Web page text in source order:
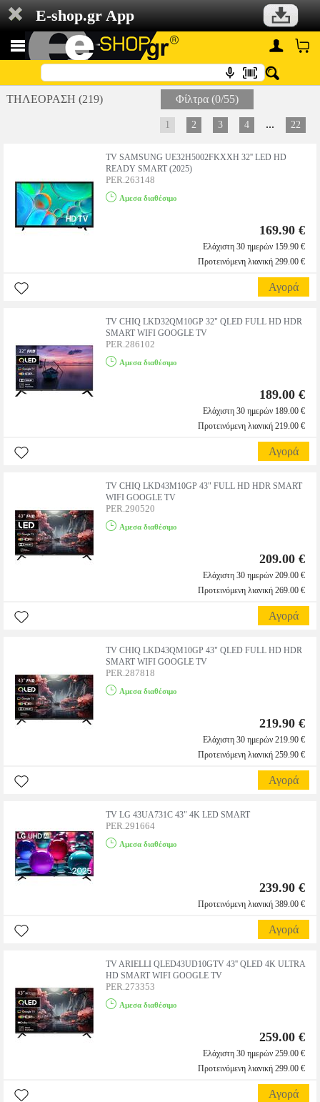
E-shop.gr App
ΤΗΛΕΟΡΑΣΗ (219) Φίλτρα (0/55)
1 2 3 4 ... 22
TV SAMSUNG UE32H5002FKXXH 32'' LED HD
READY SMART (2025)
PER.263148
Αμεσα διαθέσιμο
169.90 €
Ελάχιστη 30 ημερών 159.90 €
Προτεινόμενη λιανική 299.00 €
Αγορά
TV CHIQ LKD32QM10GP 32" QLED FULL HD HDR
SMART WIFI GOOGLE TV
PER.286102
Αμεσα διαθέσιμο
189.00 €
Ελάχιστη 30 ημερών 189.00 €
Προτεινόμενη λιανική 219.00 €
Αγορά
TV CHIQ LKD43M10GP 43" FULL HD HDR SMART
WIFI GOOGLE TV
PER.290520
Αμεσα διαθέσιμο
209.00 €
Ελάχιστη 30 ημερών 209.00 €
Προτεινόμενη λιανική 269.00 €
Αγορά
TV CHIQ LKD43QM10GP 43" QLED FULL HD HDR
SMART WIFI GOOGLE TV
PER.287818
Αμεσα διαθέσιμο
219.90 €
Ελάχιστη 30 ημερών 219.90 €
Προτεινόμενη λιανική 259.90 €
Αγορά
TV LG 43UA731C 43" 4K LED SMART
PER.291664
Αμεσα διαθέσιμο
239.90 €
Προτεινόμενη λιανική 389.00 €
Αγορά
TV ARIELLI QLED43UD10GTV 43'' QLED 4K ULTRA
HD SMART WIFI GOOGLE TV
PER.273353
Αμεσα διαθέσιμο
259.00 €
Ελάχιστη 30 ημερών 259.00 €
Προτεινόμενη λιανική 299.00 €
Αγορά